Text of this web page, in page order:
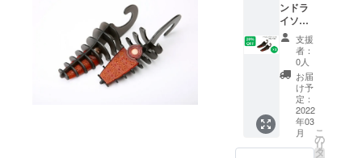
ンドラ
イソー
ル×３箱
（2個入
り/箱）
1箱あた
り2,376
支援
者：
0人
お届
け予
定：
2022
年03
月
こ
の
リ
タ